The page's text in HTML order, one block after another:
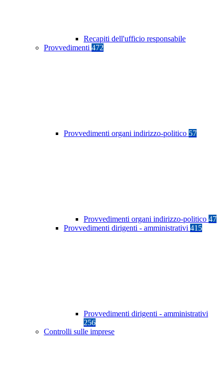
Recapiti dell'ufficio responsabile
Provvedimenti 472
Provvedimenti organi indirizzo-politico 57
Provvedimenti organi indirizzo-politico 47
Provvedimenti dirigenti - amministrativi 415
Provvedimenti dirigenti - amministrativi
256
Controlli sulle imprese